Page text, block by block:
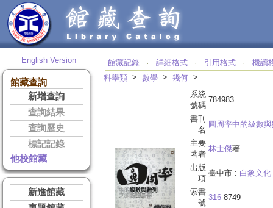
English Version
館藏查詢
新增查詢
查詢結果
查詢歷史
標記記錄
他校館藏
新進館藏
館藏記錄 ‧ 詳細格式 ‧ 引用格式 ‧
機讀
科學類 > 數學 > 幾何 >
系統
號碼
784983
書刊
名
圓周率中的級數
主要
著者
林士傑著
出版
項
臺中市 : 白象文化
索書
號
316 8749